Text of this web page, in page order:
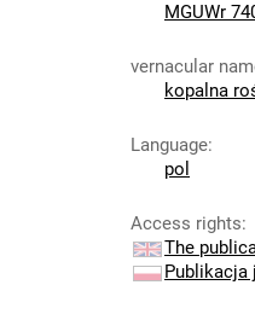
MGUWr
vernacular
kopalna
Language:
pol
Access rights:
The
Publikacja